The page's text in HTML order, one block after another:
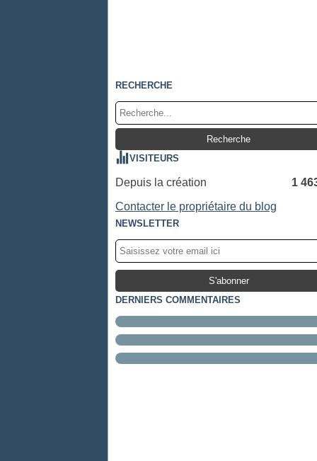
RECHERCHE
VISITEURS
Depuis la création
1
Contacter le propriétaire du blog
NEWSLETTER
DERNIERS COMMENTAIRES